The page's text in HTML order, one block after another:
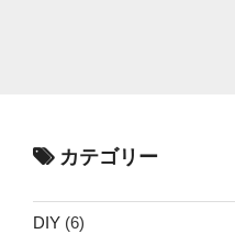
カテゴリー
DIY (6)